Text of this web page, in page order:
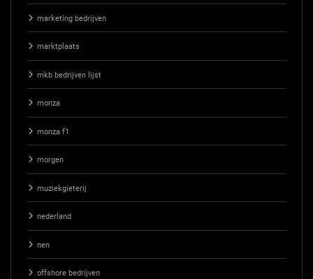
marketing bedrijven
marktplaats
mkb bedrijven lijst
monza
monza f1
morgen
muziekgieterij
nederland
nen
offshore bedrijven